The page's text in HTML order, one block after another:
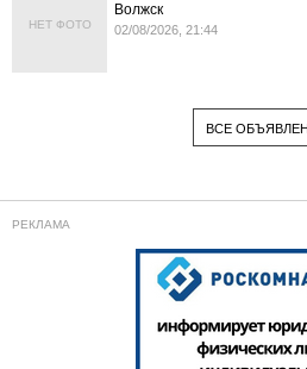
НЕТ ФОТО
Волжск
02/08/2026, 21:44
ВСЕ